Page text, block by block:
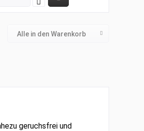
Alle in den Warenkorb
geruchsfrei und